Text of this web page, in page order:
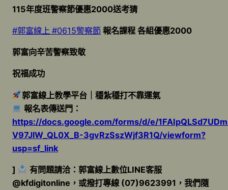
115年度班警察節優惠2000送考猜
#郭富線上 #0615警察節 報名課程 各組優惠2000
郭富向辛苦警察致敬
祝福成功
郭富線上教學平台｜穩紮穩打不靠運氣
報名表傳送門：
https://docs.google.com/forms/d/e/
V97JlW_QL0X_B-3gvRzSszWjf3R1Q/viewform?
usp=sf_link
]
有問題請洽：郭富線上數位LINE客服
@kfdigitonline，或撥打專線 (07)9623991，我們隨